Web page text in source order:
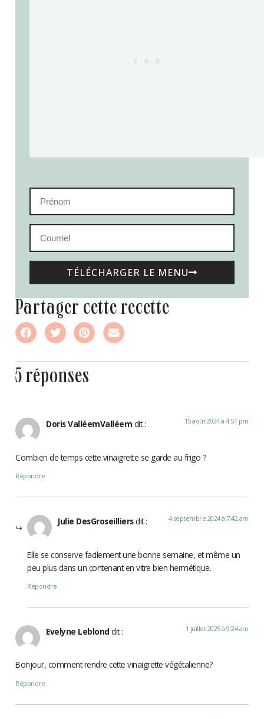
TÉLÉCHARGER LE MENU
partager cette recette
5 réponses
Doris ValléemValléem dit : 15 août 2024 à 4:51 pm
Combien de temps cette vinaigrette se garde au frigo ?
Répondre
Julie DesGroseilliers dit : 4 septembre 2024 à 7:42 am
Elle se conserve facilement une bonne semaine, et même un
peu plus dans un contenant en vitre bien hermétique.
Répondre
Evelyne Leblond dit : 1 juillet 2025 à 9:24 am
Bonjour, comment rendre cette vinaigrette végétalienne?
Répondre